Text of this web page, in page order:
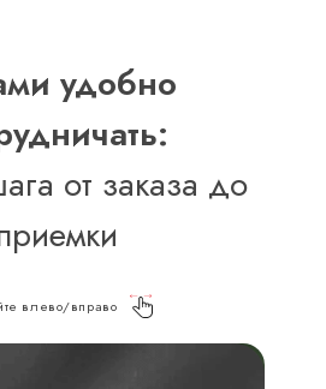
удобно
от заказа до
влево/вправо